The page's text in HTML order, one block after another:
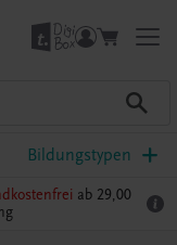
Bildungstypen
ab 29,00